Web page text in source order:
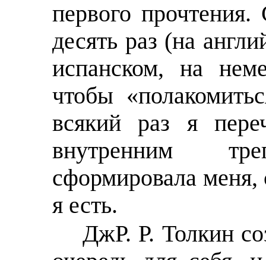
первого
десять раз (на
испанском, на
чтобы
всякий раз я
внутренним
сформировала меня,
я есть.
ДжР. Р. Толкин